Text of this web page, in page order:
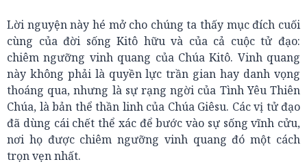
Lời nguyện này hé mở cho chúng ta thấy mục đích cuối
cùng của đời sống Kitô hữu và của cả cuộc tử đạo:
chiêm ngưỡng vinh quang của Chúa Kitô. Vinh quang
này không phải là quyền lực trần gian hay danh vọng
thoáng qua, nhưng là sự rạng ngời của Tình Yêu Thiên
Chúa, là bản thể thần linh của Chúa Giêsu. Các vị tử đạo
đã dùng cái chết thể xác để bước vào sự sống vĩnh cửu,
nơi họ được chiêm ngưỡng vinh quang đó một cách
trọn vẹn nhất.